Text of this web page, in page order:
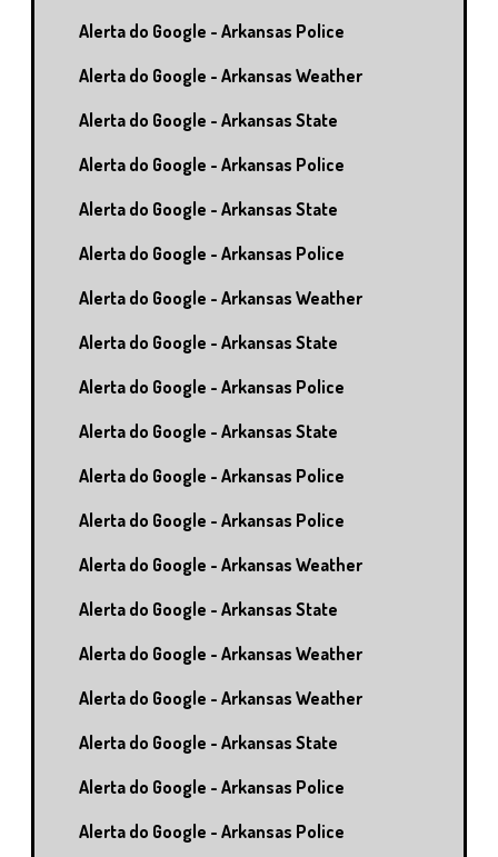
Alerta do Google - Arkansas Police
Alerta do Google - Arkansas Weather
Alerta do Google - Arkansas State
Alerta do Google - Arkansas Police
Alerta do Google - Arkansas State
Alerta do Google - Arkansas Police
Alerta do Google - Arkansas Weather
Alerta do Google - Arkansas State
Alerta do Google - Arkansas Police
Alerta do Google - Arkansas State
Alerta do Google - Arkansas Police
Alerta do Google - Arkansas Police
Alerta do Google - Arkansas Weather
Alerta do Google - Arkansas State
Alerta do Google - Arkansas Weather
Alerta do Google - Arkansas Weather
Alerta do Google - Arkansas State
Alerta do Google - Arkansas Police
Alerta do Google - Arkansas Police